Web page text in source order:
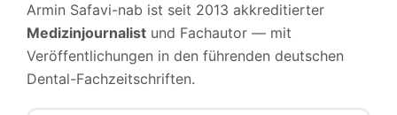
Armin Safavi-nab ist seit 2013 akkreditierter
Medizinjournalist und Fachautor — mit
Veröffentlichungen in den führenden deutschen
Dental-Fachzeitschriften.